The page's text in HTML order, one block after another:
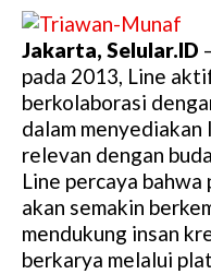
Jakarta, Selular.ID
pada 2013, Line
berkolaborasi
dalam menyediakan
relevan dengan
Line percaya
akan semakin
mendukung insan
berkarya melalui